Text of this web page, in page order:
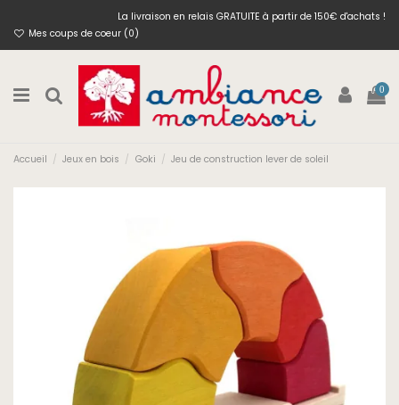
La livraison en relais GRATUITE à partir de 150€ d'achats !
Mes coups de coeur (0)
0
Accueil Jeux en bois Goki Jeu de construction lever de soleil